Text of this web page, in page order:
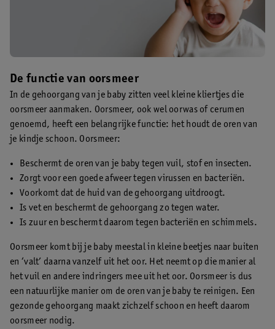
De functie van oorsmeer
In de gehoorgang van je baby zitten veel kleine kliertjes die
oorsmeer aanmaken. Oorsmeer, ook wel oorwas of cerumen
genoemd, heeft een belangrijke functie: het houdt de oren van
je kindje schoon. Oorsmeer:
Beschermt de oren van je baby tegen vuil, stof en insecten.
Zorgt voor een goede afweer tegen virussen en bacteriën.
Voorkomt dat de huid van de gehoorgang uitdroogt.
Is vet en beschermt de gehoorgang zo tegen water.
Is zuur en beschermt daarom tegen bacteriën en schimmels.
Oorsmeer komt bij je baby meestal in kleine beetjes naar buiten
en ‘valt’ daarna vanzelf uit het oor. Het neemt op die manier al
het vuil en andere indringers mee uit het oor. Oorsmeer is dus
een natuurlijke manier om de oren van je baby te reinigen. Een
gezonde gehoorgang maakt zichzelf schoon en heeft daarom
oorsmeer nodig.